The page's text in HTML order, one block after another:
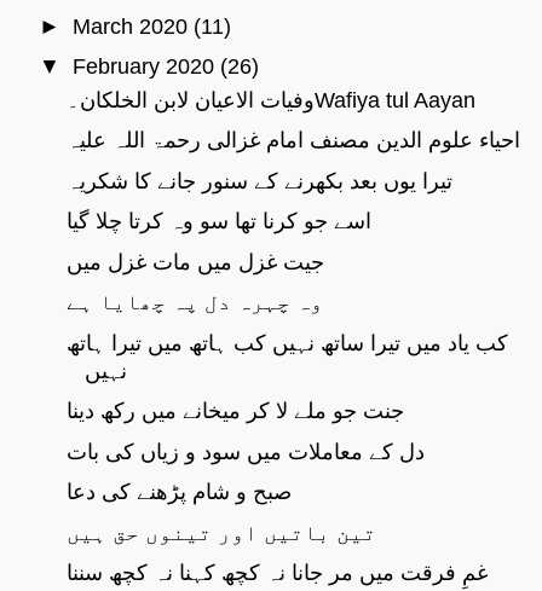
► March 2020 (11)
▼
February 2020 (26)
وفیات الاعیان لابن الخلکان۔Wafiya tul Aayan
احیاء علوم الدین مصنف امام غزالی رحمۃ اللہ علیہ
تیرا یوں بعد بکھرنے کے سنور جانے کا شکریہ
اسے جو کرنا تھا سو وہ کرتا چلا گیا
جیت غزل میں مات غزل میں
وہ چہرہ دل پہ چھایا ہے
کب یاد میں تیرا ساتھ نہیں کب ہاتھ میں تیرا ہاتھ
نہیں
جنت جو ملے لا کر میخانے میں رکھ دینا
دل کے معاملات میں سود و زیاں کی بات
صبح و شام پڑھنے کی دعا
تین باتیں اور تینوں حق ہیں
غمِ فرقت میں مر جانا نہ کچھ کہنا نہ کچھ سننا